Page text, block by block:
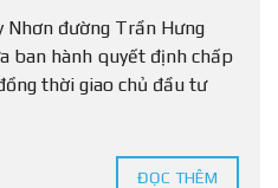
Nhơn đường Trần Hưng
ban hành quyết định chấp
thời giao chủ đầu tư
ĐỌC THÊM